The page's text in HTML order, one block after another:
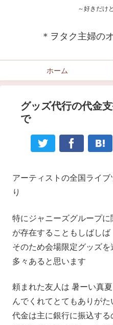
～好きだけ
＊ヲタク主婦の
ホーム
グッズ代行の代金
で
アーティストの全国ライ
り
特にジャニーズグループ
が存在することもしばしば
そのため会場限定グッズ
多々あると思います
頼まれた友人は 暑ーい真
んでくれてとてもありがた
代金は主に銀行に振込する